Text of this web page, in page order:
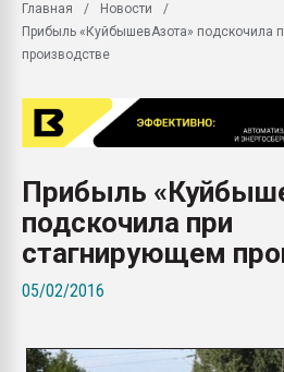
Главная
Новости
Прибыль «КуйбышевАзота» подскочила
производстве
Прибыль
подскочила при
стагнирующем
05/02/2016